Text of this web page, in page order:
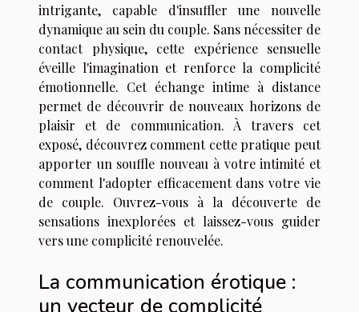
intrigante, capable d'insuffler une nouvelle
dynamique au sein du couple. Sans nécessiter de
contact physique, cette expérience sensuelle
éveille l'imagination et renforce la complicité
émotionnelle. Cet échange intime à distance
permet de découvrir de nouveaux horizons de
plaisir et de communication. À travers cet
exposé, découvrez comment cette pratique peut
apporter un souffle nouveau à votre intimité et
comment l'adopter efficacement dans votre vie
de couple. Ouvrez-vous à la découverte de
sensations inexplorées et laissez-vous guider
vers une complicité renouvelée.
La communication érotique :
un vecteur de complicité